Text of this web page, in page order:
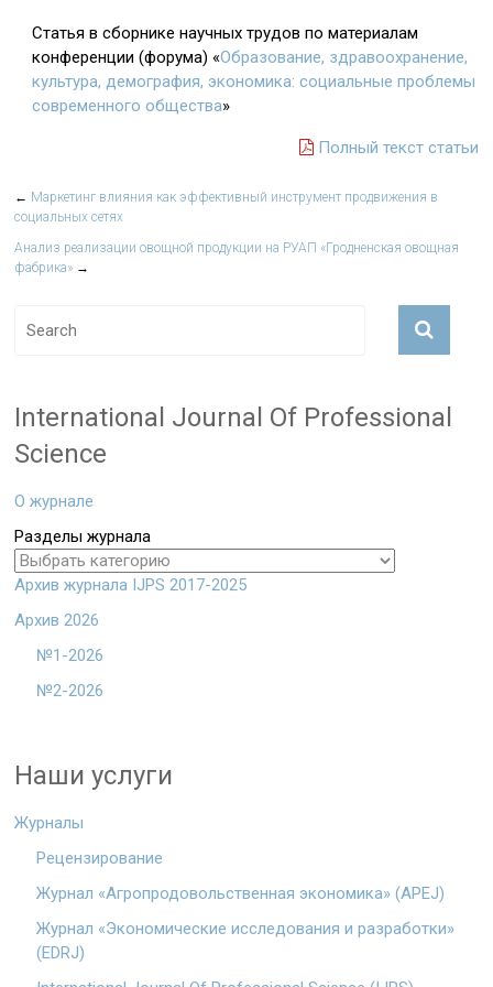
Статья в сборнике научных трудов по материалам
конференции (форума) «Образование, здравоохранение,
культура, демография, экономика: социальные проблемы
современного общества»
Полный текст статьи
← Маркетинг влияния как эффективный инструмент продвижения в
социальных сетях
Анализ реализации овощной продукции на РУАП «Гродненская овощная
фабрика» →
International Journal Of Professional
Science
О журнале
Разделы журнала
Архив журнала IJPS 2017-2025
Архив 2026
№1-2026
№2-2026
Наши услуги
Журналы
Рецензирование
Журнал «Агропродовольственная экономика» (APEJ)
Журнал «Экономические исследования и разработки»
(EDRJ)